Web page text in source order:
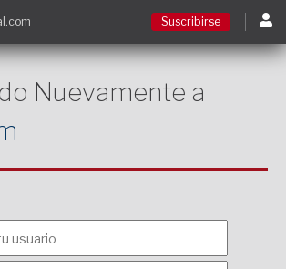
Contacto
Suscribirse
Nuevamente a